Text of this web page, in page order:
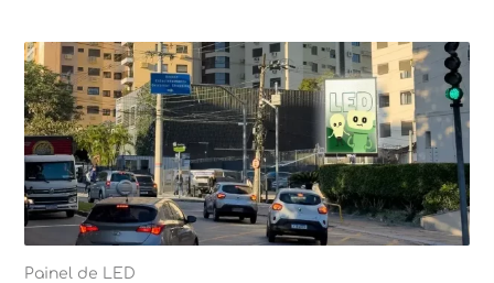
Painel de LED